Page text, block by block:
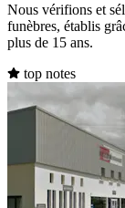
Nous vérifions et
funèbres, établis
plus de 15 ans.
top notes